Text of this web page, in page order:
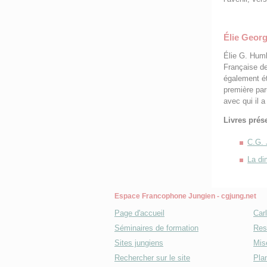
Élie
Élie G.
Française
également
première
avec qui il
Livres
C.G.
La
Espace Francophone Jungien - cgjung.net
Page d'accueil
Séminaires de formation
Sites jungiens
Rechercher sur le site